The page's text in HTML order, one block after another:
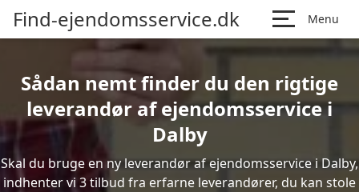
Find-ejendomsservice.dk Menu
Sådan nemt finder du den rigtige
leverandør af ejendomsservice i
Dalby
Skal du bruge en ny leverandør af ejendomsservice i Dalby,
indhenter vi 3 tilbud fra erfarne leverandører, du kan stole